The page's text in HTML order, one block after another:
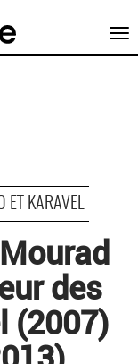
ET KARAVEL
des
(2007)